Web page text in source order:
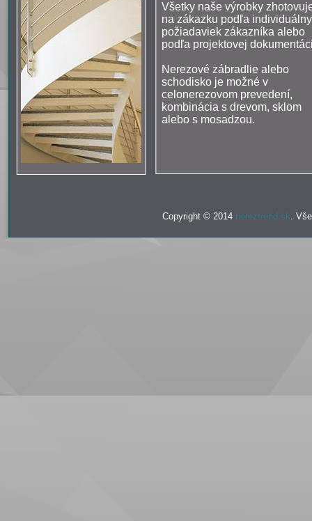
Všetky naše výrobky
na zákazku podľa
požiadaviek zákazníka alebo
podľa projektovej
Nerezové zábradlie alebo
schodisko je možné v
celonerezovom prevedení,
kombinácia s drevom, sklom
alebo s mosadzou.
Copyright © 2014 nereztrend.sk.